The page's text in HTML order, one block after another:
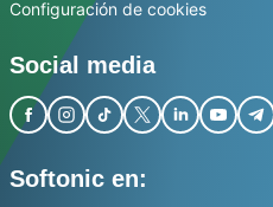
Configuración de cookies
Social media
Softonic en: